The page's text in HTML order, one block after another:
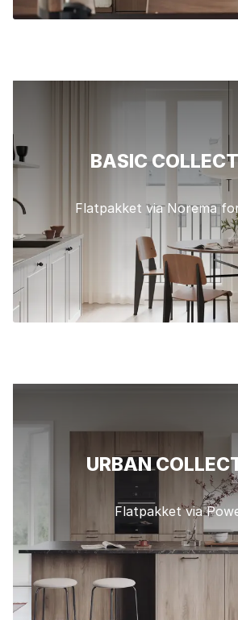
BASIC
Flatpakket via Norema
URBAN
Flatpakket via